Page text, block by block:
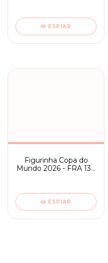
ESPIAR
Figurinha Copa do
Mundo 2026 - FRA 13 -
ESPIAR